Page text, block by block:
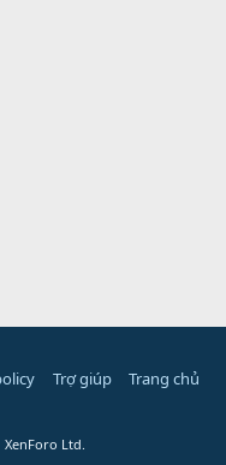
Trợ giúp Trang chủ
XenForo Ltd.